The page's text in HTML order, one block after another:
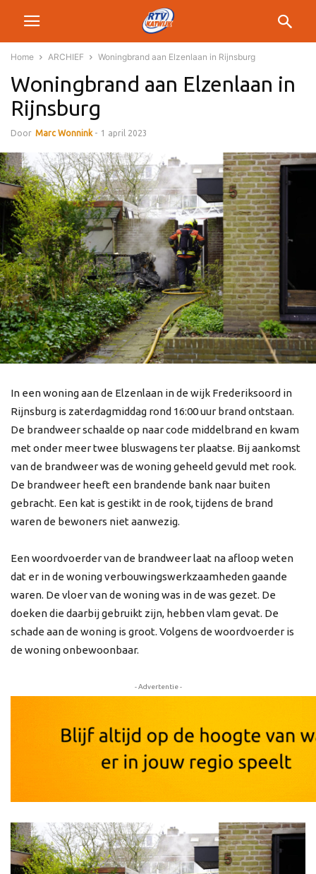
Home ARCHIEF Woningbrand aan Elzenlaan in Rijnsburg
Woningbrand aan Elzenlaan in
Rijnsburg
Door Marc Wonnink - 1 april 2023
In een woning aan de Elzenlaan in de wijk Frederiksoord in
Rijnsburg is zaterdagmiddag rond 16:00 uur brand ontstaan.
De brandweer schaalde op naar code middelbrand en kwam
met onder meer twee bluswagens ter plaatse. Bij aankomst
van de brandweer was de woning geheeld gevuld met rook.
De brandweer heeft een brandende bank naar buiten
gebracht. Een kat is gestikt in de rook, tijdens de brand
waren de bewoners niet aanwezig.
Een woordvoerder van de brandweer laat na afloop weten
dat er in de woning verbouwingswerkzaamheden gaande
waren. De vloer van de woning was in de was gezet. De
doeken die daarbij gebruikt zijn, hebben vlam gevat. De
schade aan de woning is groot. Volgens de woordvoerder is
de woning onbewoonbaar.
- Advertentie -